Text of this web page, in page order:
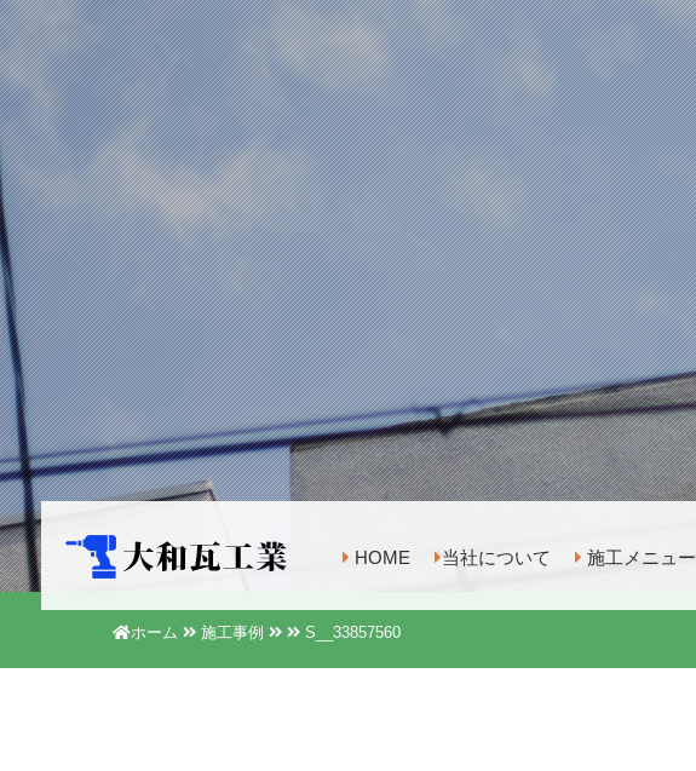
HOME 当社について 施工メニュー
ホーム 施工事例 S__33857560